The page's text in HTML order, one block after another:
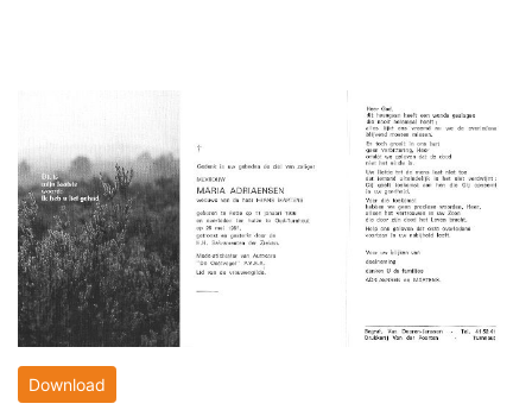
Download